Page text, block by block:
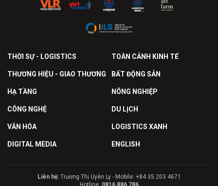
THỜI SỰ - LOGISTICS TOÀN CẢNH KINH TẾ
THƯƠNG HIỆU - GIAO THƯƠNG BẤT ĐỘNG SẢN
HẠ TẦNG NÔNG NGHIỆP
CÔNG NGHỆ DU LỊCH
VĂN HÓA LOGISTICS XANH
DIGITAL MEDIA ENGLISH
Liên hệ:Trương Thị Uyên Ly - Mobile: +84 35 203 4671
Hotline: 0816 886 786